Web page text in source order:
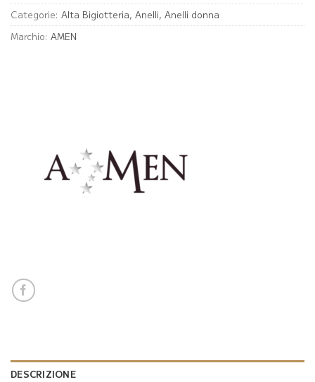
Categorie: Alta Bigiotteria, Anelli, Anelli donna
Marchio: AMEN
DESCRIZIONE